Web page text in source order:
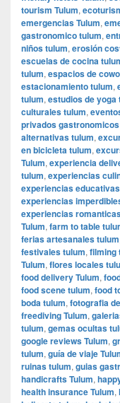
tourism Tulum,
emergencias Tulum,
gastronomico tulum,
niños tulum, erosión
escuelas de cocina
tulum, espacios de
estacionamiento tulum,
tulum, estudios de yoga
culturales tulum,
privados
alternativas tulum,
en bicicleta tulum,
Tulum, experiencia
tulum, experiencias
experiencias
experiencias
experiencias
Tulum, farm to table
ferias artesanales tulum
festivales tulum, filming
Tulum, flores locales
food delivery Tulum,
food scene tulum, food
boda tulum, fotografia
freediving Tulum,
tulum, gemas ocultas
google reviews Tulum,
tulum, guía de viaje
ruinas tulum, guias
handicrafts Tulum,
health insurance Tulum,